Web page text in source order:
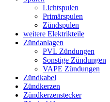
Lichtspulen
Primärspulen
Zündspulen
weitere Elektrikteile
Zündanlagen
PVL Zündungen
Sonstige Zündungen
VAPE Zündungen
Zündkabel
Zündkerzen
Zündkerzenstecker